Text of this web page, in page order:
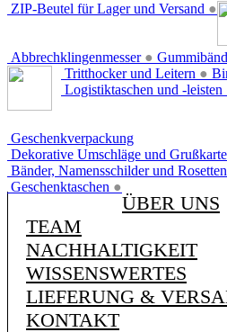
ZIP-Beutel für Lager und Versand ●
Abbrechklingenmesser ●
Tritthocker und Leitern ●
Logistiktaschen und -leisten
Geschenkverpackung
Dekorative Umschläge und
Bänder, Namensschilder und Rosetten
Geschenktaschen ●
ÜBER UNS
TEAM
NACHHALTIGKEIT
WISSENSWERTES
LIEFERUNG &
KONTAKT